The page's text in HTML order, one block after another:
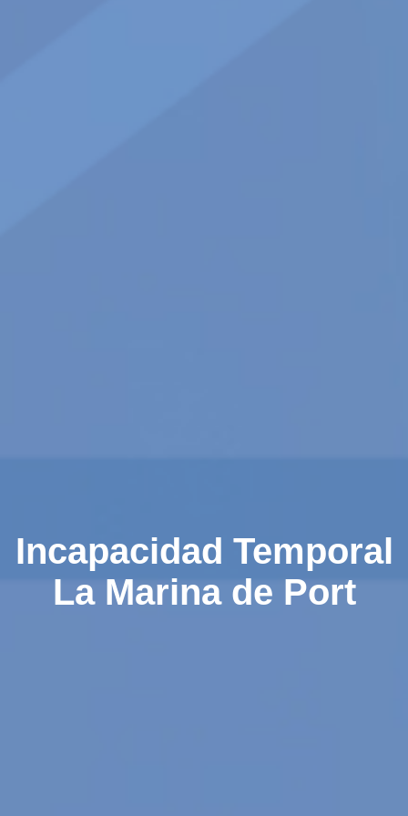
Incapacidad Temporal
La Marina de Port